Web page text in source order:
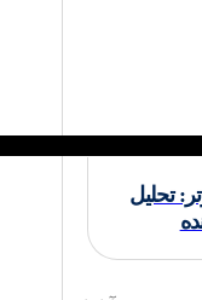
تحلیل